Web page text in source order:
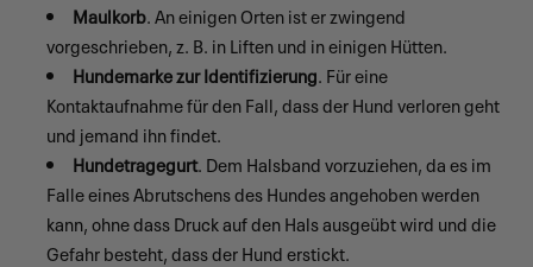
Maulkorb. An einigen Orten ist er zwingend
vorgeschrieben, z. B. in Liften und in einigen Hütten.
Hundemarke zur Identifizierung. Für eine
Kontaktaufnahme für den Fall, dass der Hund verloren geht
und jemand ihn findet.
Hundetragegurt. Dem Halsband vorzuziehen, da es im
Falle eines Abrutschens des Hundes angehoben werden
kann, ohne dass Druck auf den Hals ausgeübt wird und die
Gefahr besteht, dass der Hund erstickt.